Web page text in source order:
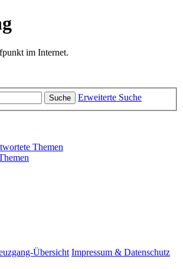
im Internet.
Suche Erweiterte Suche
Themen
Übersicht Impressum & Datenschutz